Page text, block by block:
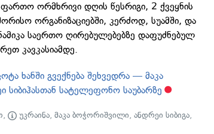
ფართო ორმხრივი დღის წესრიგი, 2 ქვეყნის
ორგანიზაციებში, კერძოდ, სუამში, და
საერთო ღირებულებებზე დაფუძნებულ
კავკასიამდე.
ხანში გვექნება შეხვედრა — მაკა
სიბიჰასთან სატელეფონო საუბარზე
, უკრაინა,მაკა ბოჭორიშვილი,ანდრეი სიბიგა,